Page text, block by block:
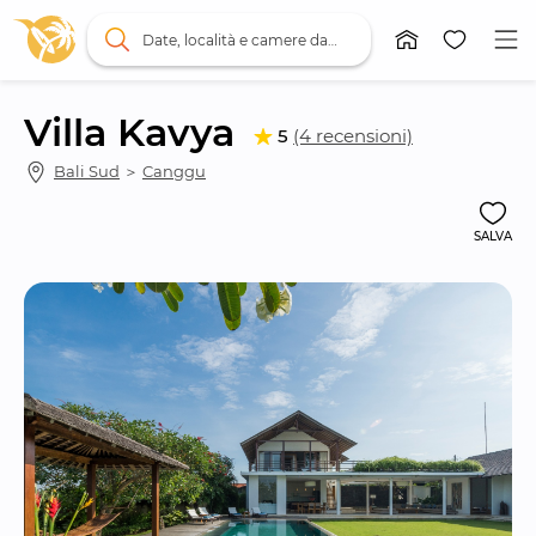
Villa Kavya 5 (4 recensioni)
Bali Sud ＞ Canggu
SALVA